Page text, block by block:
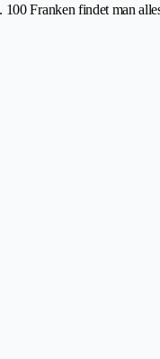
Franken findet man